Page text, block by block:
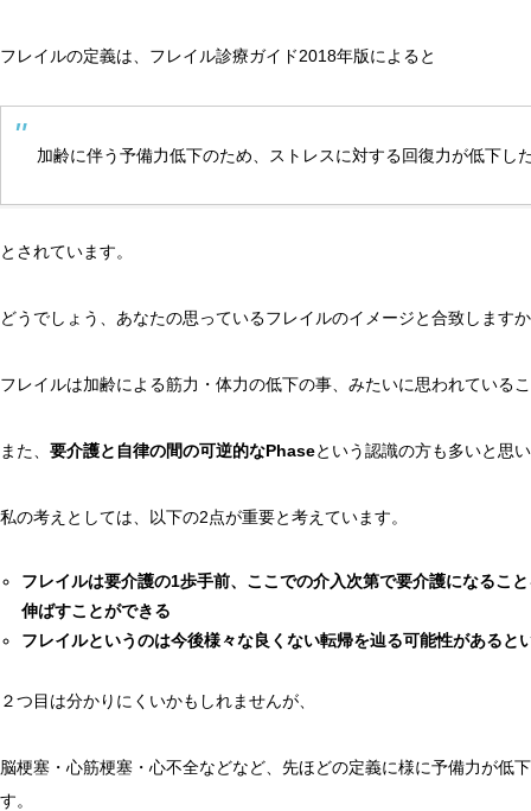
フレイルの定義は、フレイル診療ガイド2018年版によると
加齢に伴う予備力低下のため、ストレスに対する回復力が低下し
とされています。
どうでしょう、あなたの思っているフレイルのイメージと合致します
フレイルは加齢による筋力・体力の低下の事、みたいに思われている
また、 要介護と自律の間の可逆的なPhaseという認識の方も多いと思
私の考えとしては、以下の2点が重要と考えています。
フレイルは要介護の1歩手前、ここでの介入次第で要介護になるこ
伸ばすことができる
フレイルというのは今後様々な良くない転帰を辿る可能性がある
２つ目は分かりにくいかもしれませんが、
脳梗塞・心筋梗塞・心不全などなど、先ほどの定義に様に予備力が低
す。